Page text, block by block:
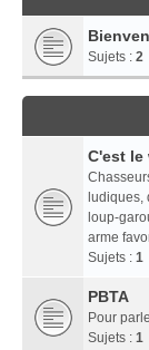
Sujets : 2
C'est le
ludiques,
loup-
arme
Sujets : 1
PBTA
Pour
Sujets : 1